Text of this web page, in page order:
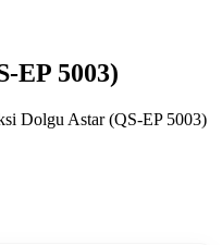
EP 5003)
Dolgu Astar (QS-EP 5003)